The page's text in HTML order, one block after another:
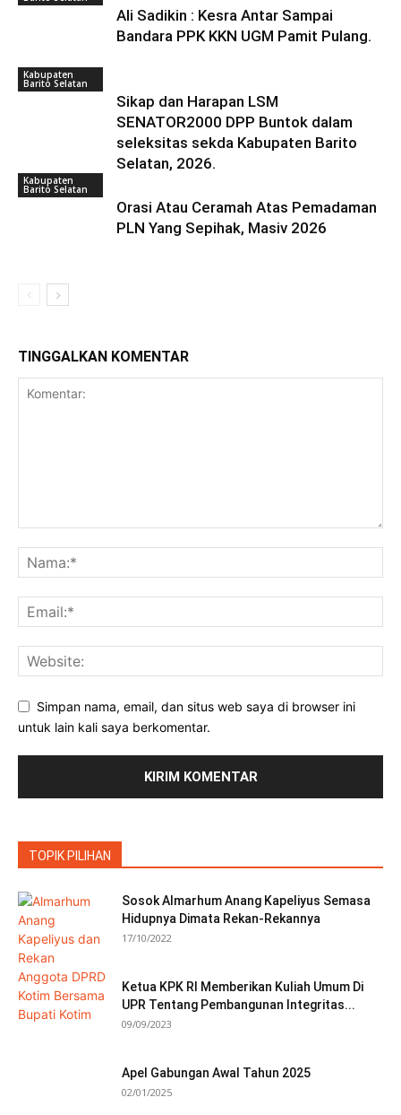
Ali Sadikin : Kesra Antar Sampai
Bandara PPK KKN UGM Pamit Pulang.
Kabupaten
Barito Selatan
Sikap dan Harapan LSM
SENATOR2000 DPP Buntok dalam
seleksitas sekda Kabupaten Barito
Selatan, 2026.
Kabupaten
Barito Selatan
Orasi Atau Ceramah Atas Pemadaman
PLN Yang Sepihak, Masiv 2026
TINGGALKAN KOMENTAR
Simpan nama, email, dan situs web saya di browser ini
untuk lain kali saya berkomentar.
TOPIK PILIHAN
Sosok Almarhum Anang Kapeliyus Semasa
Hidupnya Dimata Rekan-Rekannya
17/10/2022
Ketua KPK RI Memberikan Kuliah Umum Di
UPR Tentang Pembangunan Integritas...
09/09/2023
Apel Gabungan Awal Tahun 2025
02/01/2025